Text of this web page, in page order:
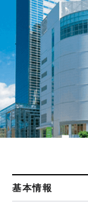
基本情報